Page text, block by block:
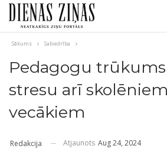
Sākums Sabiedrība
Pedagogu trūkums
stresu arī
vecākiem
Redakcija Atjaunots Aug 24, 2024